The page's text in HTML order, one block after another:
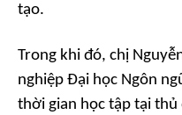
tạo.
Trong khi đó, chị
nghiệp Đại học Ngôn
thời gian học tập tại thủ